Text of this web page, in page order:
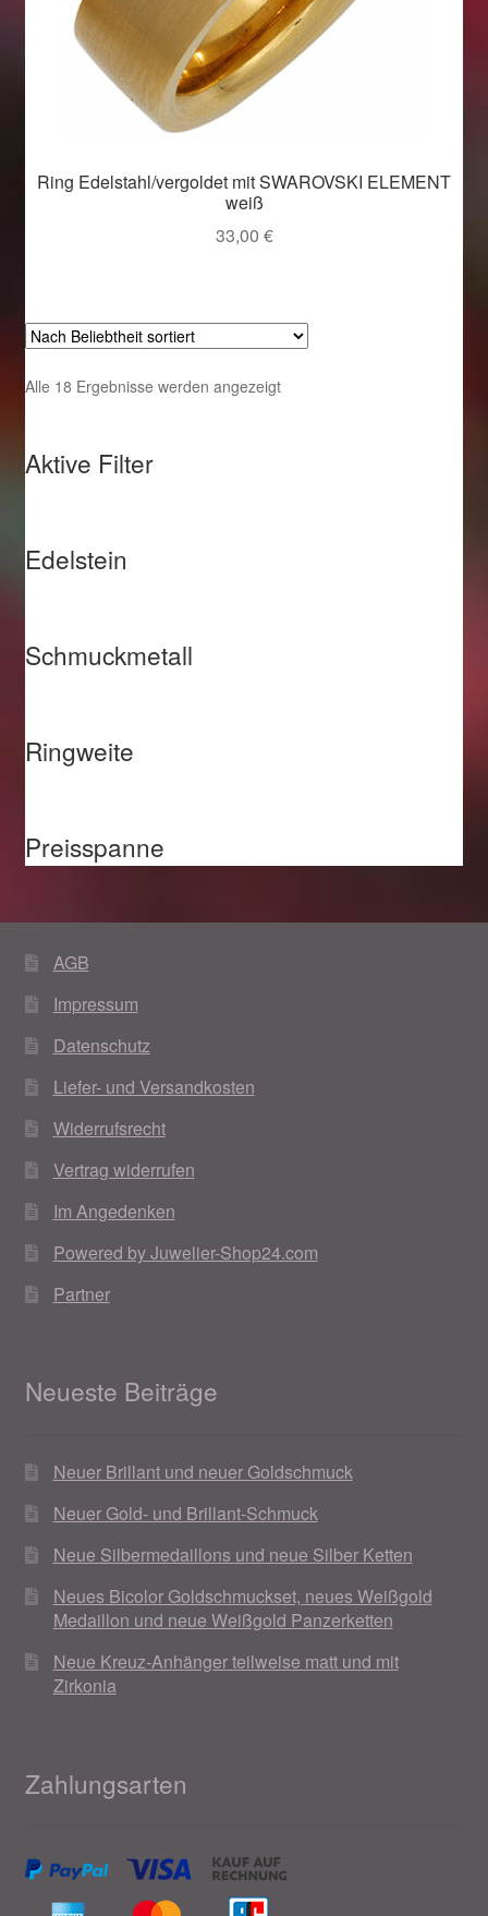
Ring Edelstahl/vergoldet mit SWAROVSKI ELEMENT
weiß
33,00 €
Alle 18 Ergebnisse werden angezeigtNach
Aktive Filter
Edelstein
Schmuckmetall
Ringweite
Preisspanne
AGB
Impressum
Datenschutz
Liefer- und Versandkosten
Widerrufsrecht
Vertrag widerrufen
Im Angedenken
Powered by Juwelier-Shop24.com
Partner
Neueste Beiträge
Neuer Brillant und neuer Goldschmuck
Neuer Gold- und Brillant-Schmuck
Neue Silbermedaillons und neue Silber Ketten
Neues Bicolor Goldschmuckset, neues Weißgold
Medaillon und neue Weißgold Panzerketten
Neue Kreuz-Anhänger teilweise matt und mit
Zirkonia
Zahlungsarten